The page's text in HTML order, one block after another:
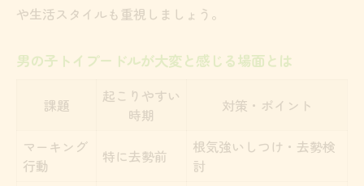
や生活スタイルも重視しましょう。
男の子トイプードルが大変と感じる場面とは
課題
起こりやすい
時期
対策・ポイント
マーキング
行動
特に去勢前
根気強いしつけ・去勢検
討